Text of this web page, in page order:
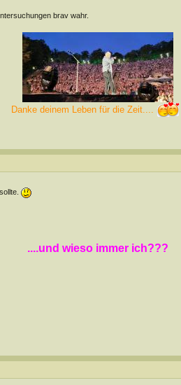
brav wahr.
Danke deinem Leben für die Zeit....
....und wieso immer ich???